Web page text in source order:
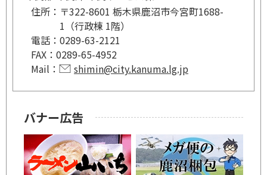
住所： 〒322-8601 栃木県鹿沼市今宮町1688-
1（行政棟 1階）
電話： 0289-63-2121
FAX： 0289-65-4952
Mail：
shimin@city.kanuma.lg.jp
バナー広告